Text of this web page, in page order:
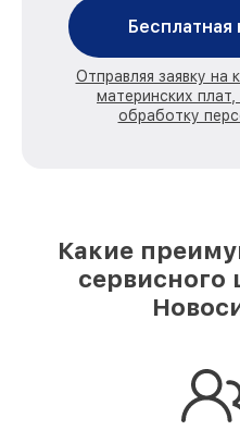
Бесплатная
Отправляя заявку на
материнских
обработку
Какие
сервисного